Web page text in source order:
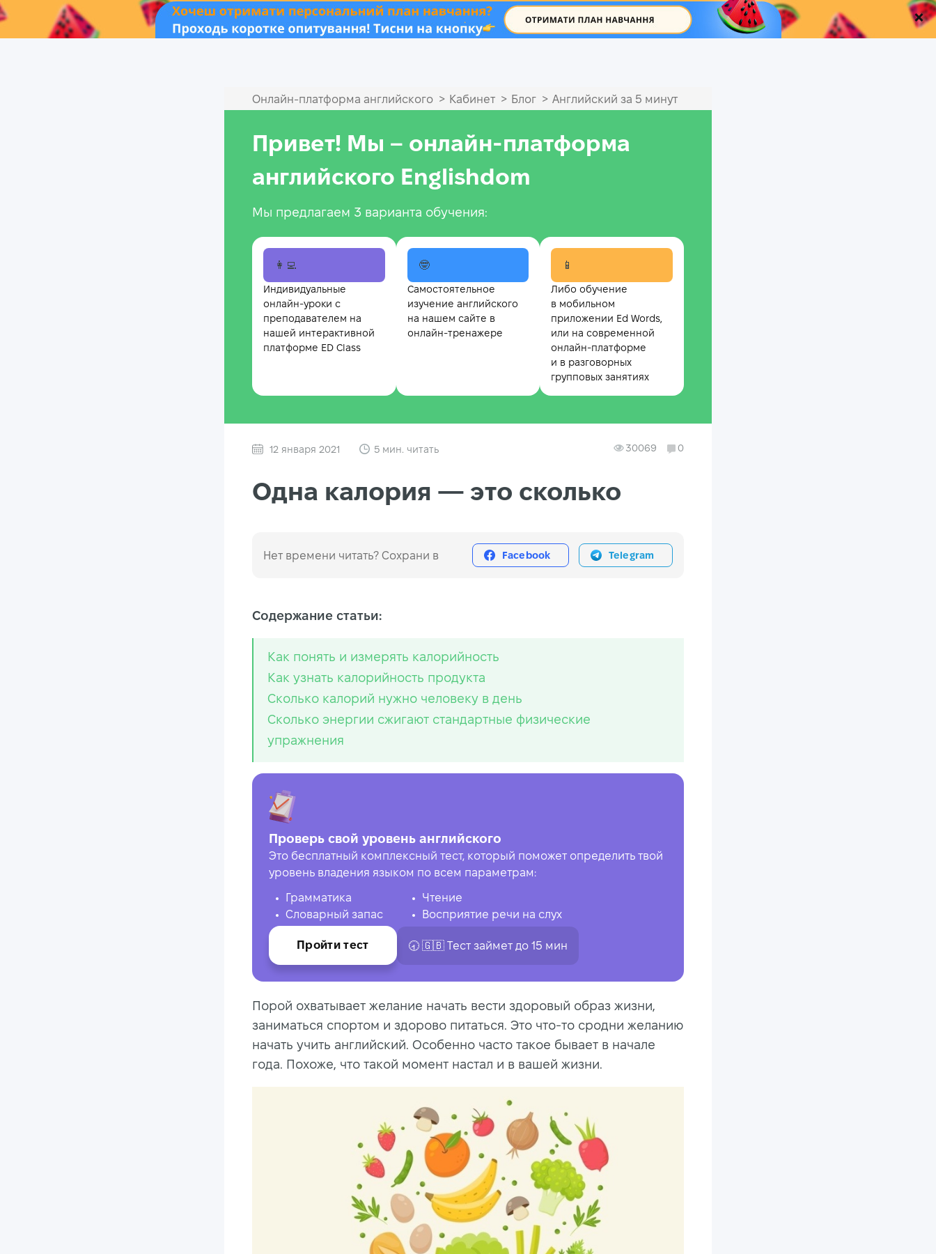
.
Онлайн‑платформа английского > Кабинет > Блог > Английский за 5 минут
Привет! Мы – онлайн‑платформа
английского Englishdom
Мы предлагаем 3 варианта обучения:
👩‍💻
Индивидуальные
онлайн-уроки с
преподавателем на
нашей интерактивной
платформе ED Class
🤓
Самостоятельное
изучение английского
на нашем сайте в
онлайн-тренажере
📱
Либо обучение
в мобильном
приложении Ed Words,
или на современной
онлайн-платформе
и в разговорных
групповых занятиях
12 января 2021 5 мин. читать 30069 0
Одна калория — это сколько
Нет времени читать? Сохрани в Facebook Telegram
Содержание статьи:
Как понять и измерять калорийность
Как узнать калорийность продукта
Сколько калорий нужно человеку в день
Сколько энергии сжигают стандартные физические
упражнения
Проверь свой уровень английского
Это бесплатный комплексный тест, который поможет определить твой
уровень владения языком по всем параметрам:
Грамматика
Словарный запас
Чтение
Восприятие речи на слух
Пройти тест 🕣 🇬🇧 Tест займет до 15 мин
Порой охватывает желание начать вести здоровый образ жизни,
заниматься спортом и здорово питаться. Это что-то сродни желанию
начать учить английский. Особенно часто такое бывает в начале
года. Похоже, что такой момент настал и в вашей жизни.